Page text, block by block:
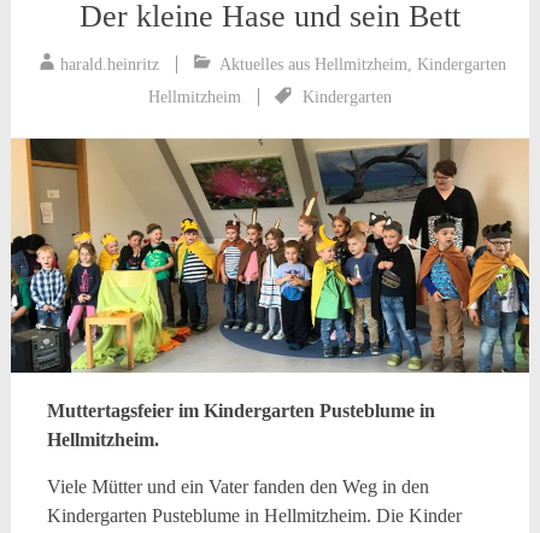
Der kleine Hase und sein Bett
harald.heinritz Aktuelles aus Hellmitzheim, Kindergarten
Hellmitzheim
Kindergarten
Muttertagsfeier im Kindergarten Pusteblume in
Hellmitzheim.
Viele Mütter und ein Vater fanden den Weg in den
Kindergarten Pusteblume in Hellmitzheim. Die Kinder